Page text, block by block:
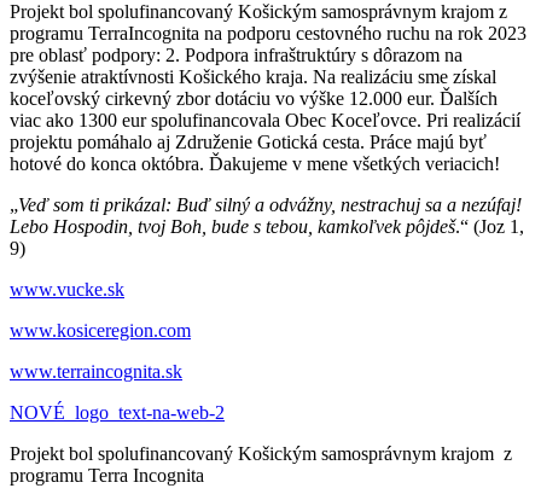
Projekt bol spolufinancovaný Košickým samosprávnym krajom z
programu TerraIncognita na podporu cestovného ruchu na rok 2023
pre oblasť podpory: 2. Podpora infraštruktúry s dôrazom na
zvýšenie atraktívnosti Košického kraja. Na realizáciu sme získal
koceľovský cirkevný zbor dotáciu vo výške 12.000 eur. Ďalších
viac ako 1300 eur spolufinancovala Obec Koceľovce. Pri realizácií
projektu pomáhalo aj Združenie Gotická cesta. Práce majú byť
hotové do konca októbra. Ďakujeme v mene všetkých veriacich!
„Veď som ti prikázal: Buď silný a odvážny, nestrachuj sa a nezúfaj!
Lebo Hospodin, tvoj Boh, bude s tebou, kamkoľvek pôjdeš.“ (Joz 1,
9)
www.vucke.sk
www.kosiceregion.com
www.terraincognita.sk
NOVÉ_logo_text-na-web-2
Projekt bol spolufinancovaný Košickým samosprávnym krajom z
programu Terra Incognita